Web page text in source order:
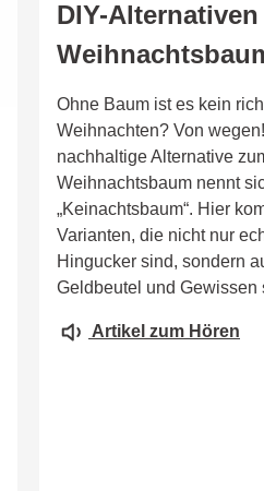
DIY-
Ohne Baum ist es kein
Weihnachten? Von
nachhaltige Alternative
Weihnachtsbaum nennt
„Keinachtsbaum“. Hier
Varianten, die nicht nur
Hingucker sind, sondern
Geldbeutel und Gewissen
Artikel zum Hören